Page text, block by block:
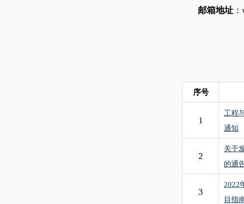
邮箱地址
序号
1
工程
通知
2
关于
的通
3
2022
目指